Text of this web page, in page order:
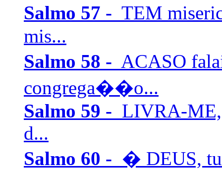
Salmo 57 - TEM
mis...
Salmo 58 - ACASO
congrega��o...
Salmo 59 - LIVRA-ME,
d...
Salmo 60 - � DEUS, tu